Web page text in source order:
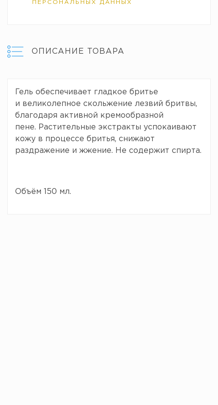
ПЕРСОНАЛЬНЫХ ДАННЫХ
ОПИСАНИЕ ТОВАРА
Гель обеспечивает гладкое бритье
и великолепное скольжение лезвий бритвы,
благодаря активной кремообразной
пене. Растительные экстракты успокаивают
кожу в процессе бритья, снижают
раздражение и жжение. Не содержит спирта.
Объём 150 мл.